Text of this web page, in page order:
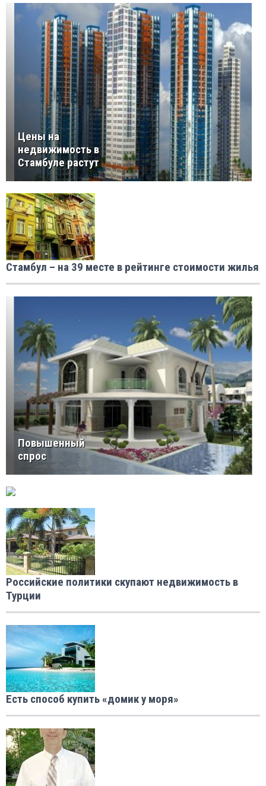
Цены на
недвижимость в
Стамбуле растут
Стамбул – на 39 месте в рейтинге стоимости жилья
Повышенный
спрос
Российские политики скупают недвижимость в
Турции
Есть способ купить «домик у моря»